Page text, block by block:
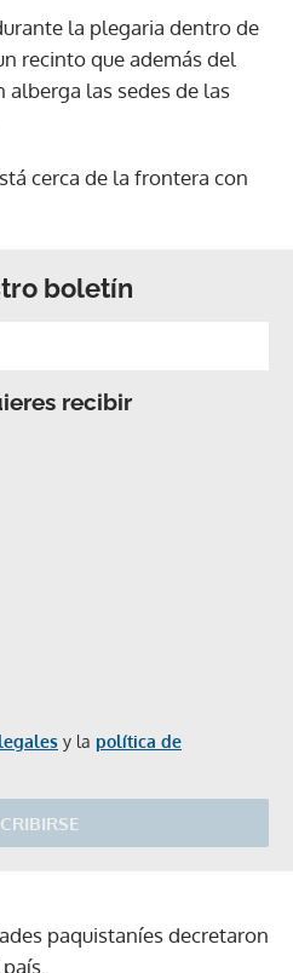
la plegaria dentro de
recinto que además del
las sedes de las
cerca de la frontera con
boletín
recibir
y la política de
paquistaníes decretaron